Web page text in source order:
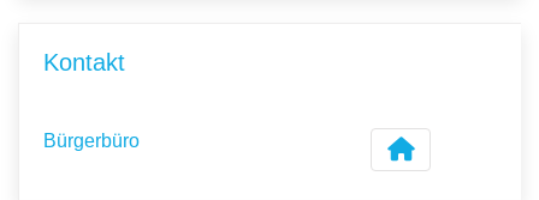
Kontakt
Bürgerbüro